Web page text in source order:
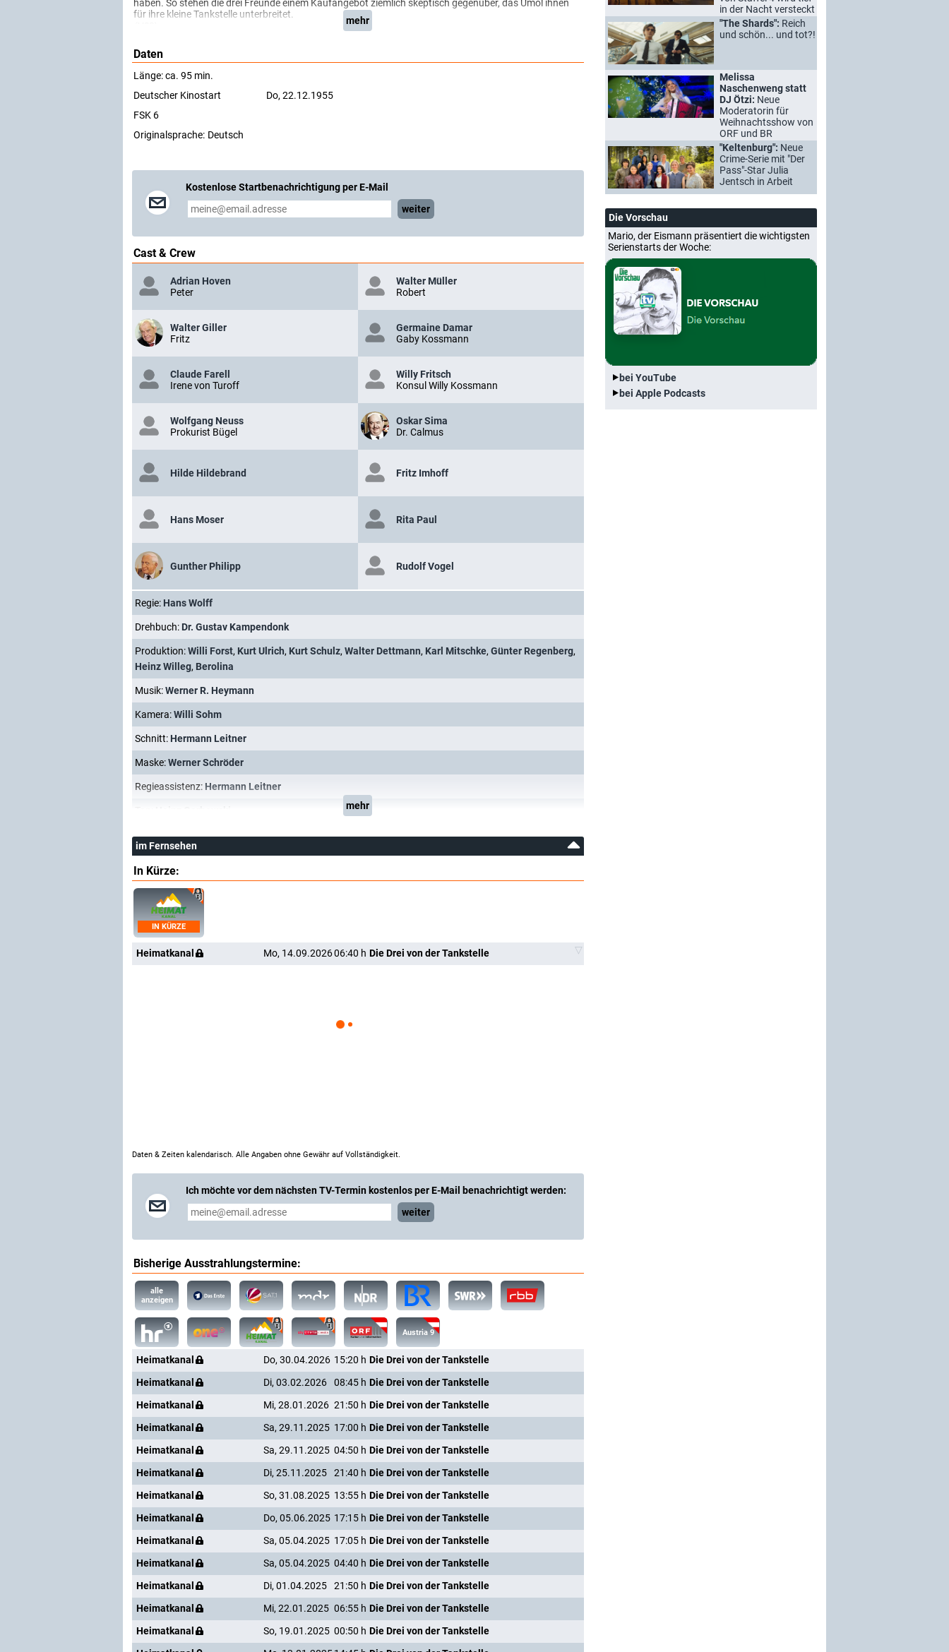
haben. So stehen die drei Freunde einem Kaufangebot ziemlich skeptisch gegenüber, das Umol ihnen
für ihre kleine Tankstelle unterbreitet.
mehr
Daten
Länge: ca. 95 min.
Deutscher Kinostart
Do, 22.12.1955
FSK 6
Originalsprache: Deutsch
Kostenlose Startbenachrichtigung per E-Mail
weiter
Cast & Crew
Adrian Hoven
Peter
Walter Müller
Robert
Walter Giller
Fritz
Germaine Damar
Gaby Kossmann
Claude Farell
Irene von Turoff
Willy Fritsch
Konsul Willy Kossmann
Wolfgang Neuss
Prokurist Bügel
Oskar Sima
Dr. Calmus
Hilde Hildebrand Fritz Imhoff
Hans Moser Rita Paul
Gunther Philipp Rudolf Vogel
Regie: Hans Wolff
Drehbuch: Dr. Gustav Kampendonk
Produktion:Willi Forst, Kurt Ulrich, Kurt Schulz, Walter Dettmann, Karl Mitschke, Günter Regenberg,
Heinz Willeg, Berolina
Musik:Werner R. Heymann
Kamera:Willi Sohm
Schnitt: Hermann Leitner
Maske:Werner Schröder
Regieassistenz: Hermann Leitner
mehr
im Fernsehen
In Kürze:
IN KÜRZE
Heimatkanal Mo, 14.09.202606:40 h Die Drei von der Tankstelle
Daten & Zeiten kalendarisch. Alle Angaben ohne Gewähr auf Vollständigkeit.
Ich möchte vor dem nächsten TV-Termin kostenlos per E-Mail benachrichtigt werden:
weiter
Bisherige Ausstrahlungstermine:
alle
anzeigen
Austria 9
Heimatkanal Do, 30.04.2026 15:20 h Die Drei von der Tankstelle
Heimatkanal
Di, 03.02.2026 08:45 h Die Drei von der Tankstelle
Heimatkanal
Mi, 28.01.2026 21:50 h Die Drei von der Tankstelle
Heimatkanal
Sa, 29.11.2025 17:00 h Die Drei von der Tankstelle
Heimatkanal
Sa, 29.11.2025 04:50 h Die Drei von der Tankstelle
Heimatkanal
Di, 25.11.2025 21:40 h Die Drei von der Tankstelle
Heimatkanal
So, 31.08.2025 13:55 h Die Drei von der Tankstelle
Heimatkanal
Do, 05.06.2025 17:15 h Die Drei von der Tankstelle
Heimatkanal
Sa, 05.04.2025 17:05 h Die Drei von der Tankstelle
Heimatkanal
Sa, 05.04.2025 04:40 h Die Drei von der Tankstelle
Heimatkanal
Di, 01.04.2025 21:50 h Die Drei von der Tankstelle
Heimatkanal
Mi, 22.01.2025 06:55 h Die Drei von der Tankstelle
Heimatkanal
So, 19.01.2025 00:50 h Die Drei von der Tankstelle
in der Nacht versteckt
"The Shards": Reich
und schön... und tot?!
Melissa
Naschenweng statt
DJ Ötzi: Neue
Moderatorin für
Weihnachtsshow von
ORF und BR
"Keltenburg": Neue
Crime-Serie mit "Der
Pass"-Star Julia
Jentsch in Arbeit
Die Vorschau
Mario, der Eismann präsentiert die wichtigsten
Serienstarts der Woche:
bei YouTube
bei Apple Podcasts